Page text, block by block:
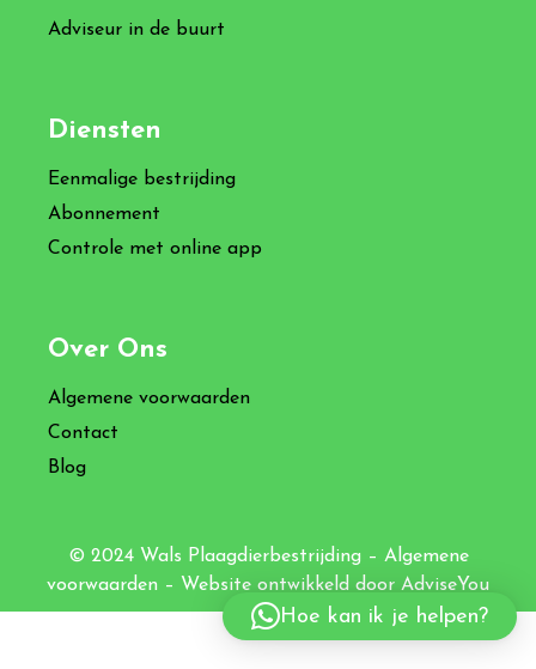
Adviseur in de buurt
Diensten
Eenmalige bestrijding
Abonnement
Controle met online app
Over Ons
Algemene voorwaarden
Contact
Blog
© 2024 Wals Plaagdierbestrijding – Algemene
voorwaarden – Website ontwikkeld door AdviseYou
Hoe kan ik je helpen?